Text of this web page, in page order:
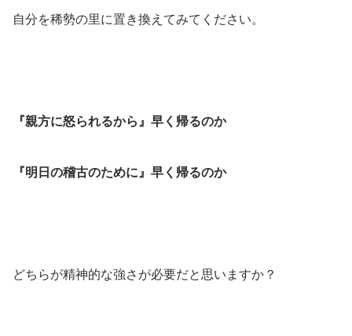
自分を稀勢の里に置き換えてみてください。
『親方に怒られるから』早く帰るのか
『明日の稽古のために』早く帰るのか
どちらが精神的な強さが必要だと思いますか？